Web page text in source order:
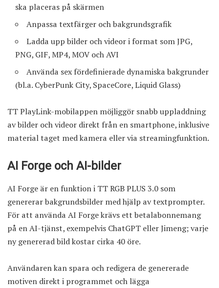
ska placeras på skärmen
Anpassa textfärger och bakgrundsgrafik
Ladda upp bilder och videor i format som JPG,
PNG, GIF, MP4, MOV och AVI
Använda sex fördefinierade dynamiska bakgrunder
(bl.a. CyberPunk City, SpaceCore, Liquid Glass)
TT PlayLink-mobilappen möjliggör snabb uppladdning
av bilder och videor direkt från en smartphone, inklusive
material taget med kamera eller via streamingfunktion.
AI Forge och AI-bilder
AI Forge är en funktion i TT RGB PLUS 3.0 som
genererar bakgrundsbilder med hjälp av textprompter.
För att använda AI Forge krävs ett betalabonnemang
på en AI-tjänst, exempelvis ChatGPT eller Jimeng; varje
ny genererad bild kostar cirka 40 öre.
Användaren kan spara och redigera de genererade
motiven direkt i programmet och lägga